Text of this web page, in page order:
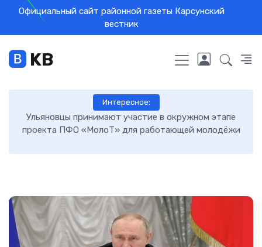
Официальный сайт районной газеты Карсунский
вестник
KB
Интересное:
Ульяновцы принимают участие в окружном этапе
проекта ПФО «МолоТ» для работающей молодёжи